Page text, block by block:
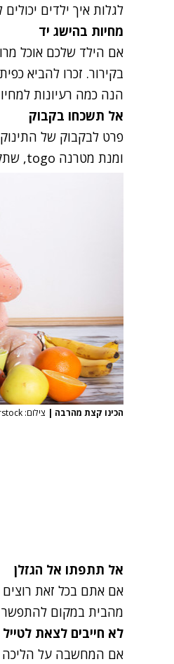
לגלות איך ילדים
מחיות בהישג יד
אם הילד שלכם אוכל
בקירור. זכרו להביא
הנה כמה רעיונות
אל תשכחו בקבוק
פרט לבקבוק של
ומנת מטרנה togo, שתקל עליכם את הכנת התערובת ותחסוך לכם התעסקות ומדידות.
הכינו קצת מהרבה | צילום: Shutterstock
אל תתפתו אל הגזלן
אם אתם בכל זאת
מהבית במקום להתפשר
לא חייבים לצאת לטייל
אם המחשבה על הליכה